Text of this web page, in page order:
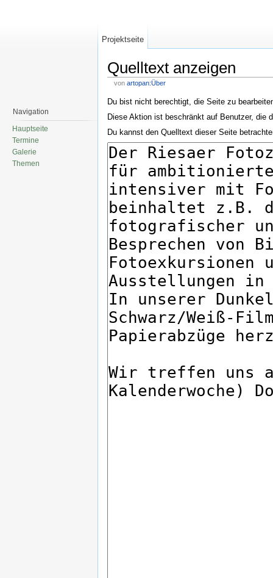
Quelltext anzeigen
von artopan:Über
Du bist nicht berechtigt, die Seite zu
Diese Aktion ist beschränkt auf Benutzer, die
Du kannst den Quelltext dieser Seite
Projektseite
Navigation
Hauptseite
Termine
Galerie
Themen